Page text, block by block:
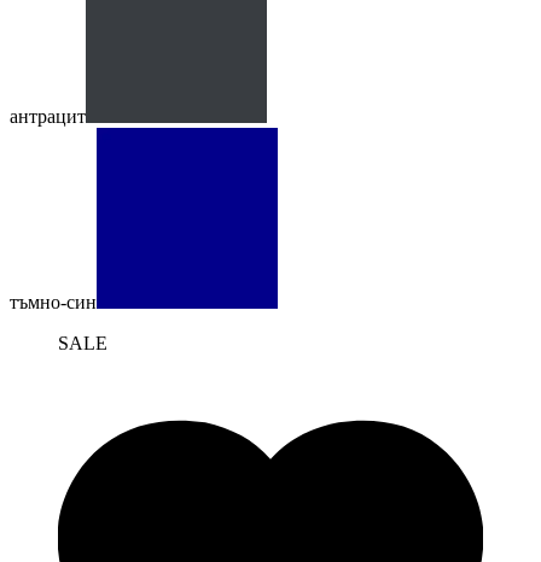
антрацит
тъмно-син
SALE